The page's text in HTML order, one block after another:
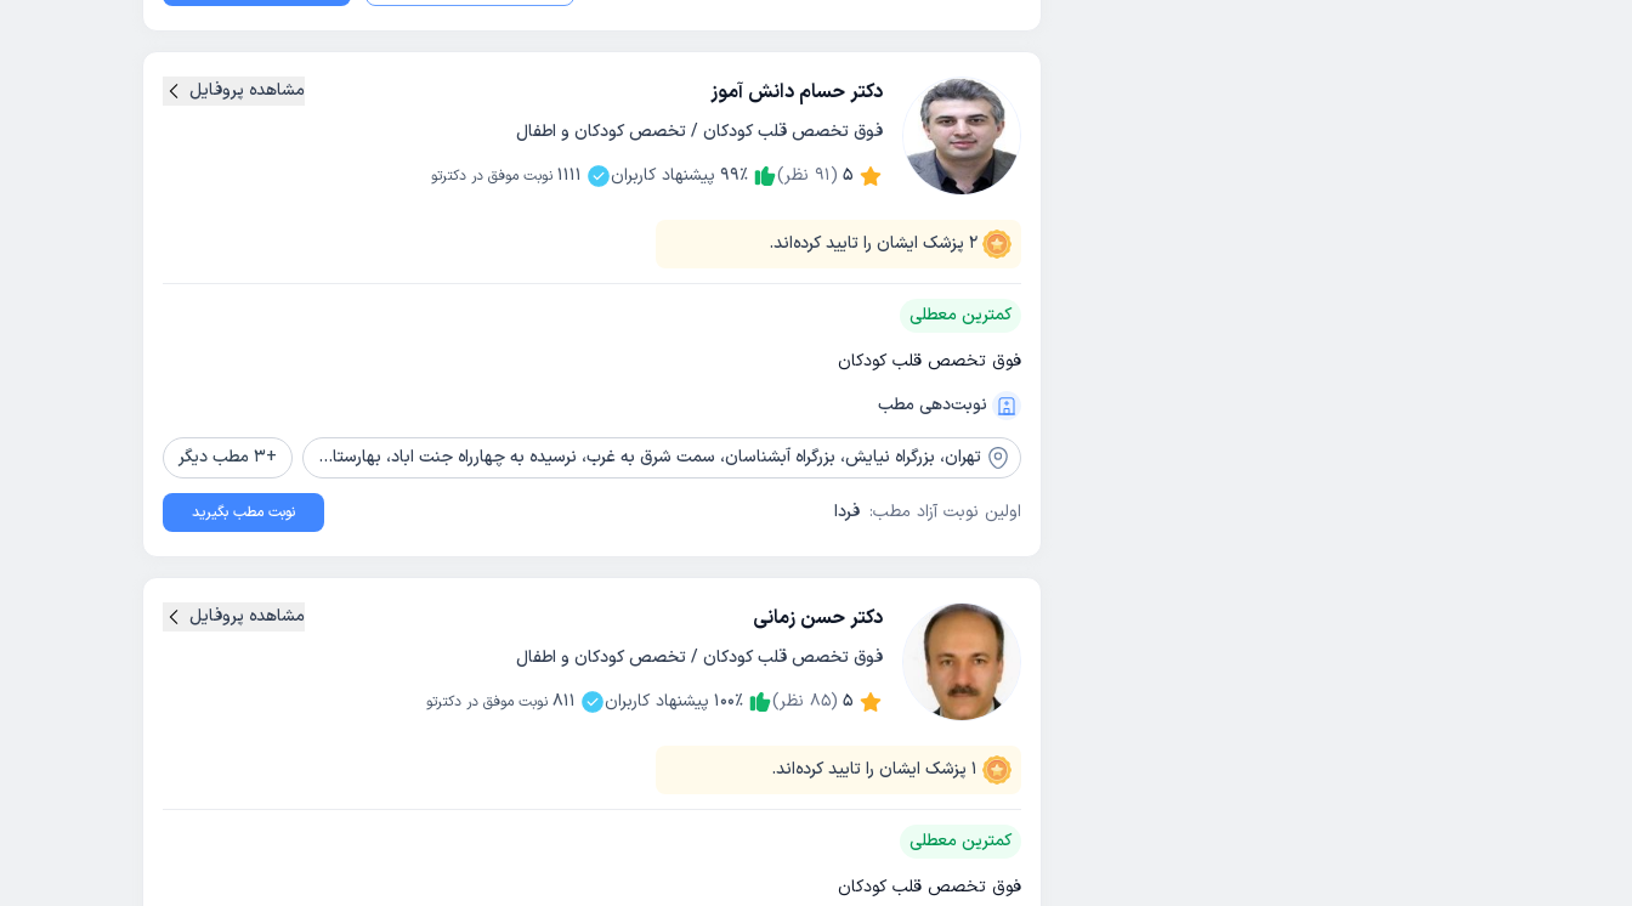
دکتر حسام دانش آموز
فوق تخصص قلب کودکان / تخصص کودکان و اطفال
5
(
91 نظر) 99٪ پیشنهاد کاربران 1111 نوبت موفق در دکترتو
2 پزشک ایشان را تایید کرده‌اند.
مشاهده پروفایل
کمترین معطلی
فوق تخصص قلب کودکان
نوبت‌دهی مطب
تهران، بزرگراه نیایش، بزرگراه آبشناسان، سمت شرق به غرب، نرسیده به چهارراه جنت اباد، بهارستان ششم، بهارستان چهارم، پلاک 1 +
3 مطب دیگر
اولین نوبت آزاد مطب: فردا نوبت مطب بگیرید
دکتر حسن زمانی
فوق تخصص قلب کودکان / تخصص کودکان و اطفال
5
(
85 نظر) 100٪ پیشنهاد کاربران 811 نوبت موفق در دکترتو
1 پزشک ایشان را تایید کرده‌اند.
مشاهده پروفایل
کمترین معطلی
فوق تخصص قلب کودکان